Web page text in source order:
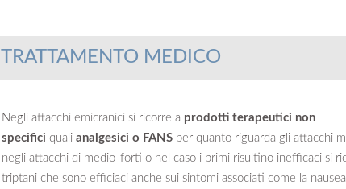
TRATTAMENTO MEDICO
Negli attacchi emicranici si ricorre a prodotti terapeutici non
specifici quali analgesici o FANS per quanto riguarda gli attacchi
negli attacchi di medio-forti o nel caso i primi risultino inefficaci si
triptani che sono efficiaci anche sui sintomi associati come la